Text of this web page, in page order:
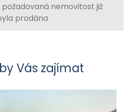
nemovitost již
prodána
Vás zajímat